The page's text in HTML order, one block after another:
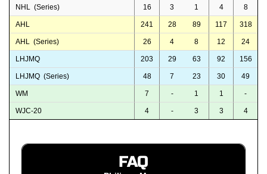
NHL (Series) 16 3 1 4 8
AHL 241 28 89 117 318
AHL (Series) 26 4 8 12 24
LHJMQ 203 29 63 92 156
LHJMQ (Series) 48 7 23 30 49
WM 7 - 1 1 -
WJC-20 4 - 3 3 4
FAQ